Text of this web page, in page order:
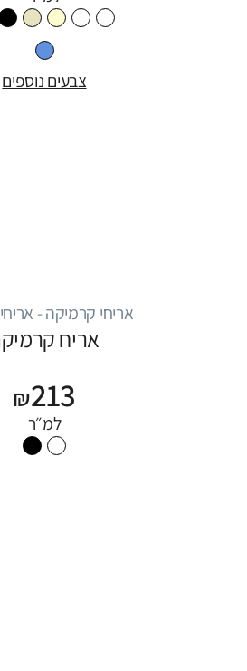
צבעים נוספים
אריחי קרמיקה -
אריח
₪213
למ״ר